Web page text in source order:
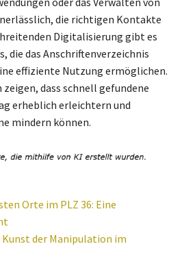
die richtigen Kontakte
Digitalisierung gibt es
die das Anschriftenverzeichnis
effiziente Nutzung ermöglichen.
dass schnell gefundene
erheblich erleichtern und
mindern können.
Orte im PLZ 36: Eine
der Manipulation im